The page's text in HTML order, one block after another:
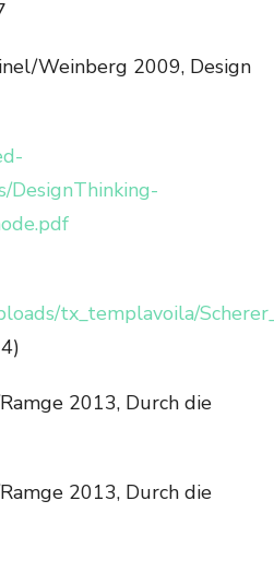
Weinberg 2009, Design
DesignThinking-
tx_templavoila/
2013, Durch die
2013, Durch die